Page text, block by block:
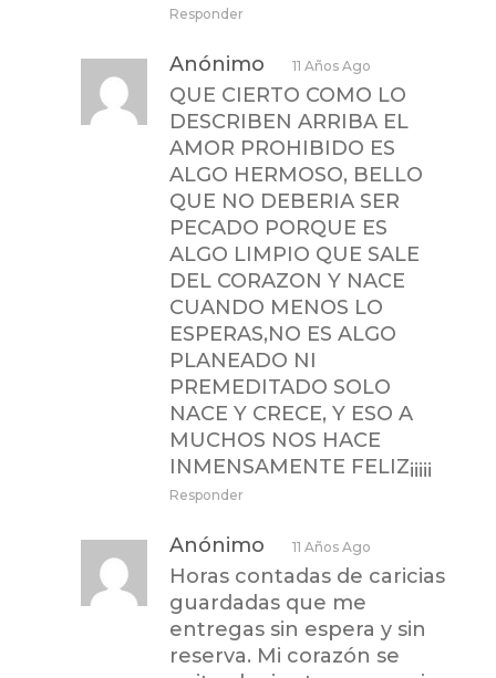
Responder
Anónimo 11 Años Ago
QUE CIERTO COMO LO
DESCRIBEN ARRIBA EL
AMOR PROHIBIDO ES
ALGO HERMOSO, BELLO
QUE NO DEBERIA SER
PECADO PORQUE ES
ALGO LIMPIO QUE SALE
DEL CORAZON Y NACE
CUANDO MENOS LO
ESPERAS,NO ES ALGO
PLANEADO NI
PREMEDITADO SOLO
NACE Y CRECE, Y ESO A
MUCHOS NOS HACE
INMENSAMENTE FELIZ¡¡¡¡¡
Responder
Anónimo 11 Años Ago
Horas contadas de caricias
guardadas que me
entregas sin espera y sin
reserva. Mi corazón se